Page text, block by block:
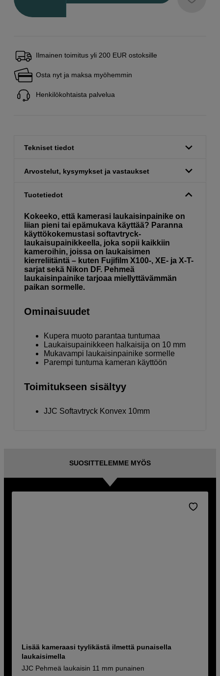
Ilmainen toimitus yli 200 EUR ostoksille
Osta nyt ja maksa myöhemmin
Henkilökohtaista palvelua
Tekniset tiedot
Arvostelut, kysymykset ja vastaukset
Tuotetiedot
Kokeeko, että kamerasi laukaisinpainike on
liian pieni tai epämukava käyttää? Paranna
käyttökokemustasi softavtryck-
laukaisupainikkeella, joka sopii kaikkiin
kameroihin, joissa on laukaisimen
kierreliitäntä – kuten Fujifilm X100-, XE- ja X-T-
sarjat sekä Nikon DF. Pehmeä
laukaisinpainike tarjoaa miellyttävämmän
paikan sormelle.
Ominaisuudet
Kupera muoto parantaa tuntumaa
Laukaisupainikkeen halkaisija on 10 mm
Mukavampi laukaisinpainike sormelle
Parempi tuntuma kameran käyttöön
Toimitukseen sisältyy
JJC Softavtryck Konvex 10mm
SUOSITTELEMME MYÖS
Lisää kameraasi tyylikästä ilmettä punaisella
laukaisimella
JJC Pehmeä laukaisin 11 mm punainen